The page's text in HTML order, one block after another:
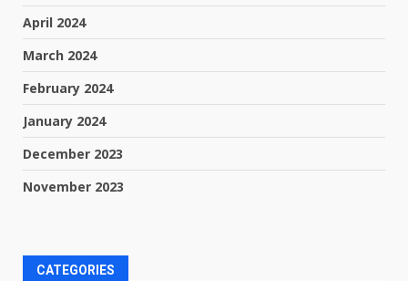
April 2024
March 2024
February 2024
January 2024
December 2023
November 2023
CATEGORIES